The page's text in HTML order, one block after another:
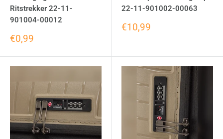
Ritstrekker 22-11-
901004-00012
€0,99
22-11-901002-00063
€10,99